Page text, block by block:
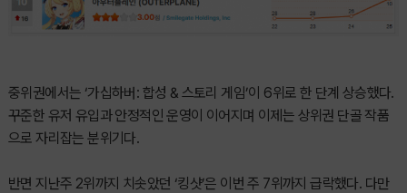
중위권에서는 ‘가십하버: 합성 & 스토리 게임’이 6위로 한 단계 상승했다.
꾸준한 유저 유입과 안정적인 운영이 이어지며 이제는 상위권 단골 작품
으로 자리잡는 분위기다.
반면 지난주 2위까지 치솟았던 ‘킹샷’은 이번 주 7위까지 급락했다. 다만